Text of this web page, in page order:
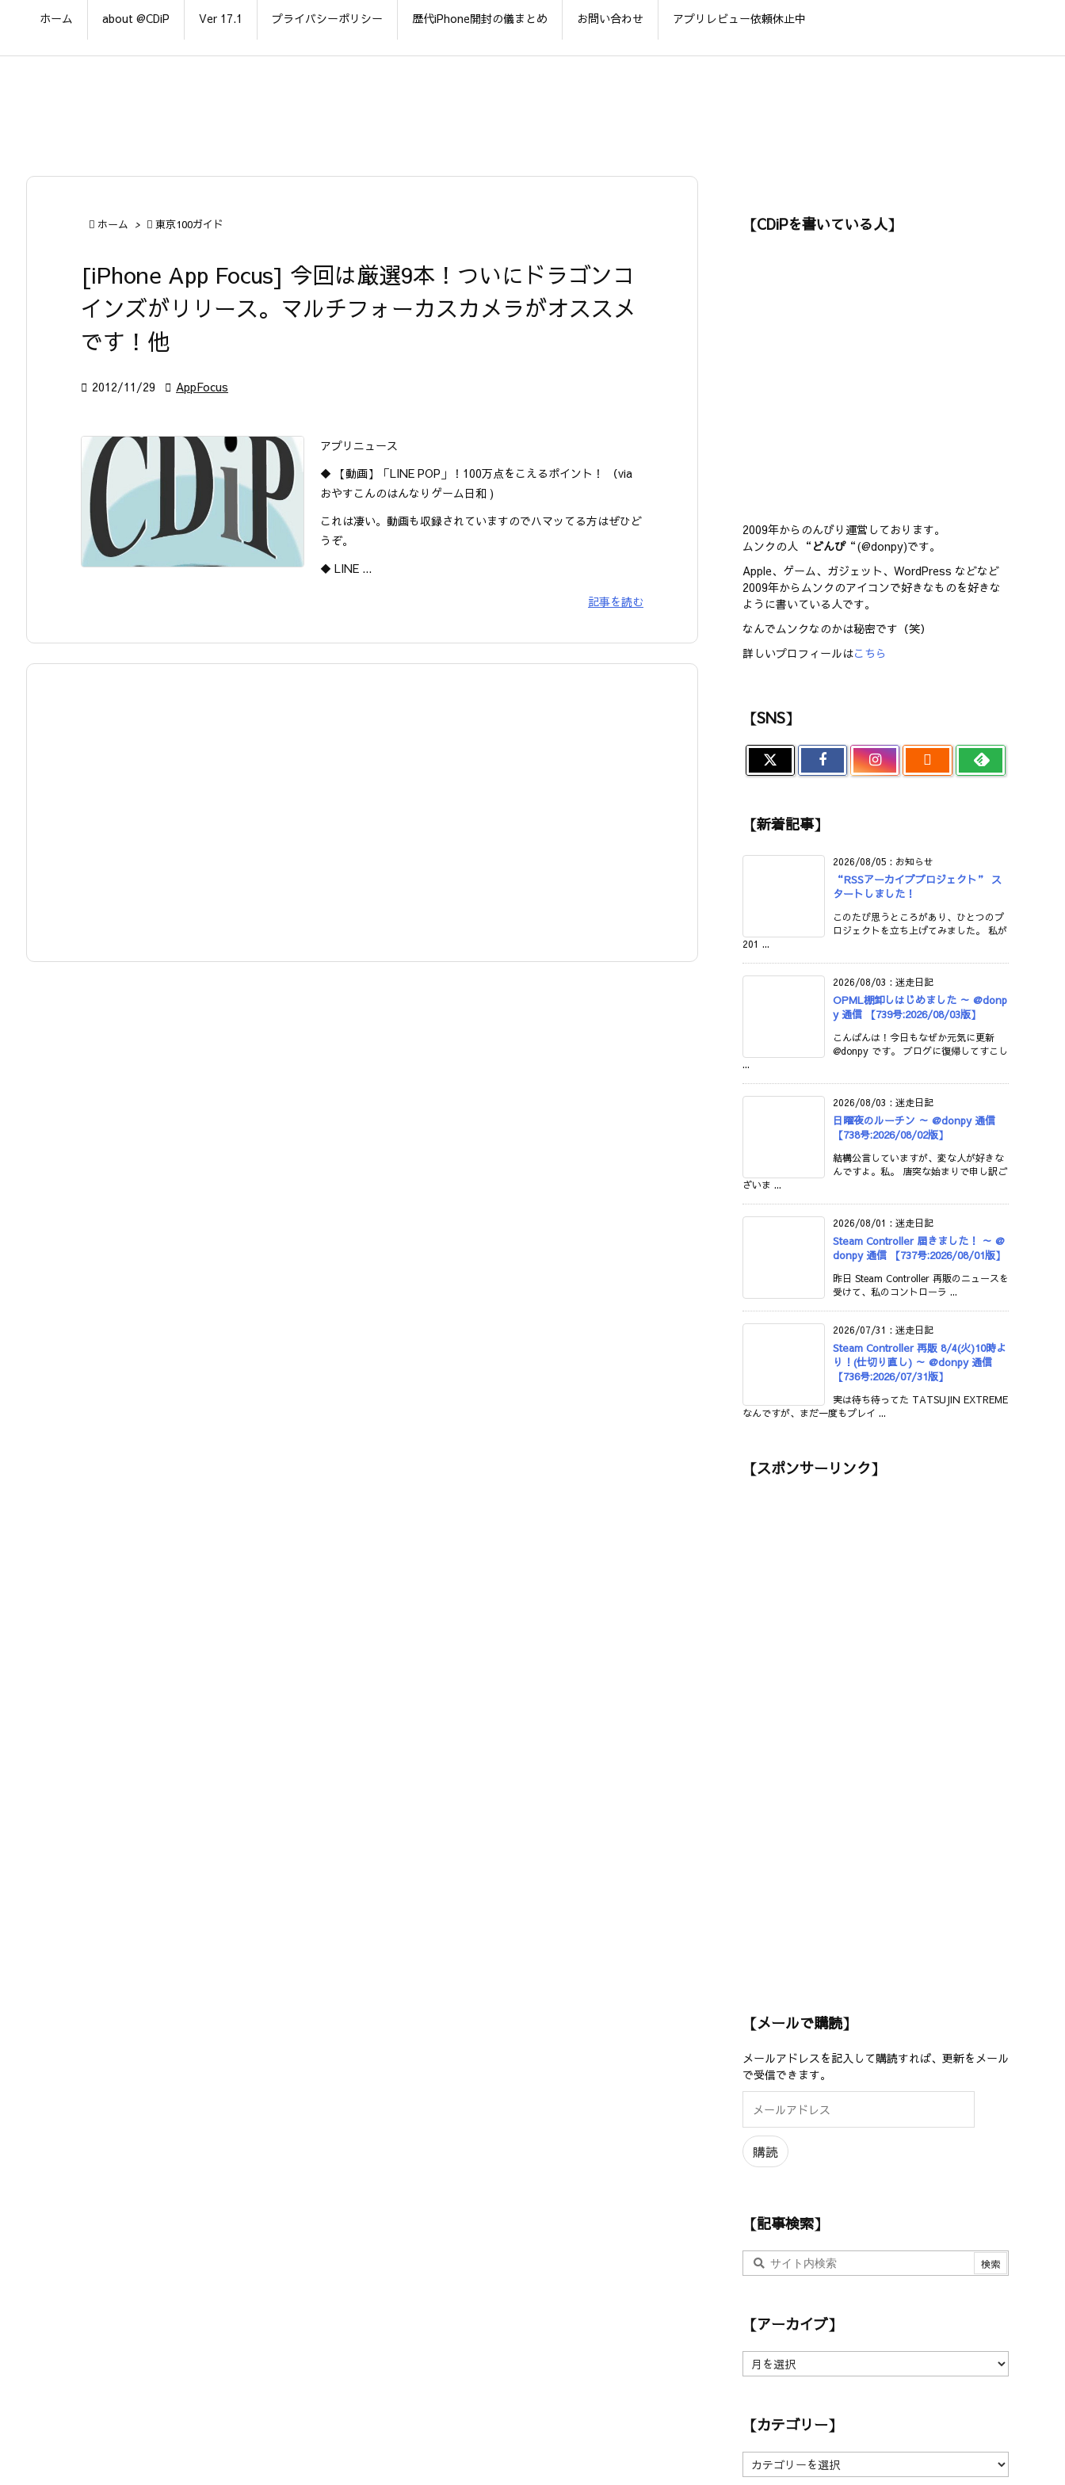
ホーム about @CDiP Ver 17.1 プライバシーポリシー 歴代iPhone開封の儀まとめ お問い合わせ アプリレビュー依頼休止中
 ホーム >  東京100ガイド
[iPhone App Focus] 今回は厳選9本！ついにドラゴンコ
インズがリリース。マルチフォーカスカメラがオススメ
です！他
 2012/11/29  AppFocus
アプリニュース
◆ 【動画】「LINE POP」！100万点をこえるポイント！ （via
おやすこんのはんなりゲーム日和 )
これは凄い。動画も収録されていますのでハマッてる方はぜひど
うぞ。
◆ LINE ...
記事を読む
【CDiPを書いている人】
2009年からのんびり運営しております。
ムンクの人 “ どんぴ“(@donpy)です。
Apple、ゲーム、ガジェット、WordPress などなど
2009年からムンクのアイコンで好きなものを好きな
ように書いている人です。
なんでムンクなのかは秘密です（笑）
詳しいプロフィールはこちら
【SNS】

【新着記事】
2026/08/05 : お知らせ
“RSSアーカイブプロジェクト” ス
タートしました！
このたび思うところがあり、ひとつのプ
ロジェクトを立ち上げてみました。 私が
201 ...
2026/08/03 : 迷走日記
OPML棚卸しはじめました ～ @donp
y 通信 【739号:2026/08/03版】
こんばんは！今日もなぜか元気に更新
@donpy です。 ブログに復帰してすこし
...
2026/08/03 : 迷走日記
日曜夜のルーチン ～ @donpy 通信
【738号:2026/08/02版】
結構公言していますが、変な人が好きな
んですよ。私。 唐突な始まりで申し訳ご
ざいま ...
2026/08/01 : 迷走日記
Steam Controller 届きました！ ～ @
donpy 通信 【737号:2026/08/01版】
昨日 Steam Controller 再販のニュースを
受けて、私のコントローラ ...
2026/07/31 : 迷走日記
Steam Controller 再販 8/4(火)10時よ
り！(仕切り直し) ～ @donpy 通信
【736号:2026/07/31版】
実は待ち待ってた TATSUJIN EXTREME
なんですが、まだ一度もプレイ ...
【スポンサーリンク】
【メールで購読】
メールアドレスを記入して購読すれば、更新をメール
で受信できます。
ル
ア
ド
購読
【記事検索】
【アーカイブ】
ア
イ
】
【カテゴリー】
【
カ